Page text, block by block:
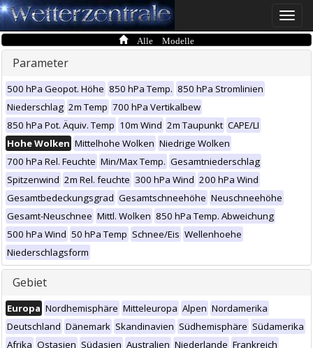
Toggle
Alle Modelle
Parameter
500 hPa Geopot. Höhe 850 hPa Temp. 850 hPa Stromlinien
Niederschlag 2m Temp 700 hPa Vertikalbew
850 hPa Pot. Äquiv. Temp 10m Wind 2m Taupunkt CAPE/LI
Hohe Wolken Mittelhohe Wolken Niedrige Wolken
700 hPa Rel. Feuchte Min/Max Temp. Gesamtniederschlag
Spitzenwind 2m Rel. feuchte 300 hPa Wind 200 hPa Wind
Gesamtbedeckungsgrad Gesamtschneehöhe Neuschneehöhe
Gesamt-Neuschnee Mittl. Wolken 850 hPa Temp. Abweichung
500 hPa Wind 50 hPa Temp Schnee/Eis Wellenhoehe
Niederschlagsform
Gebiet
Europa Nordhemisphäre Mitteleuropa Alpen Nordamerika
Deutschland Dänemark Skandinavien Südhemisphäre Südamerika
Afrika Ostasien Südasien Australien Niederlande Frankreich